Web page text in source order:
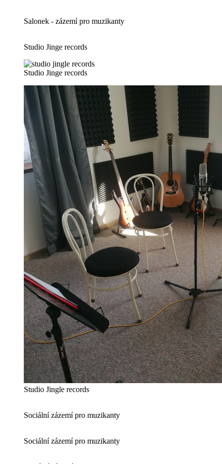
Salonek - zázemí pro muzikanty
Studio Jinge records
Studio Jinge records
Studio Jingle records
Sociální zázemí pro muzikanty
Sociální zázemí pro muzikanty